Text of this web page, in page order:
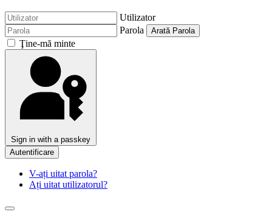
Utilizator
Parola
Arată Parola
Ţine-mă minte
Sign in with a passkey
Autentificare
V-ați uitat parola?
Ați uitat utilizatorul?